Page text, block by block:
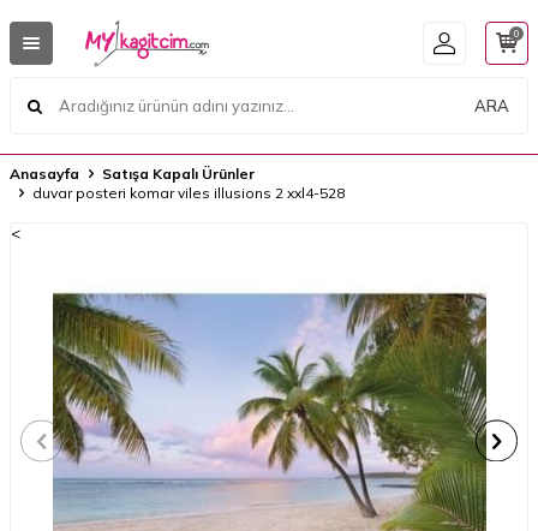
ARA
0
Anasayfa
Satışa Kapalı Ürünler
duvar posteri komar viles illusions 2 xxl4-528
<